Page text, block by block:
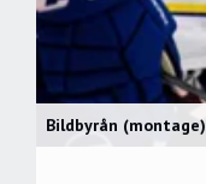
Bildbyrån (montage)